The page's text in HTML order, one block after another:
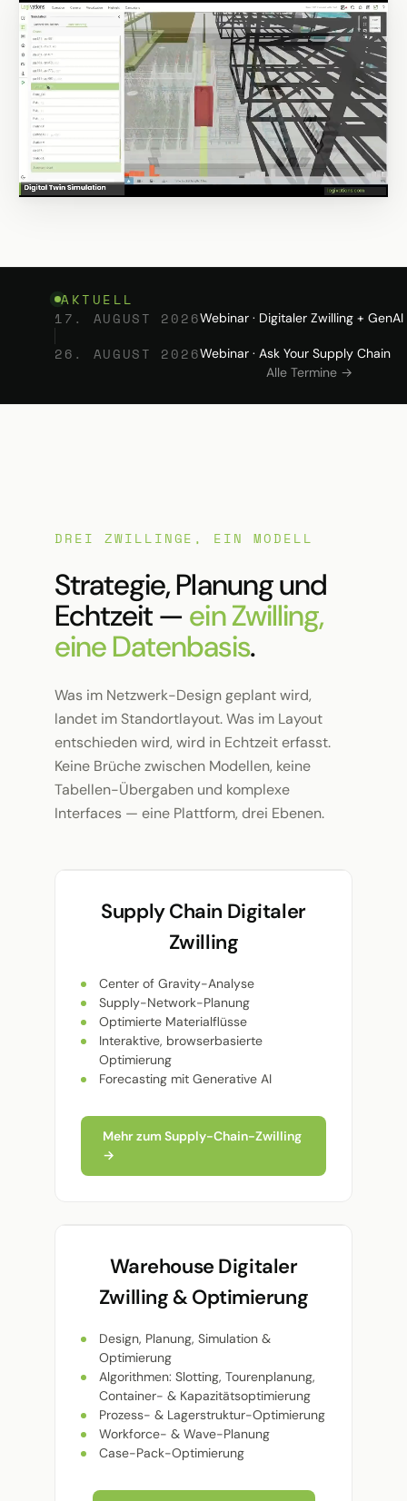
AKTUELL
17. AUGUST 2026Webinar · Digitaler Zwilling + GenAI
26. AUGUST 2026Webinar · Ask Your Supply Chain
Alle Termine →
DREI ZWILLINGE, EIN MODELL
Strategie, Planung und
Echtzeit — ein Zwilling,
eine Datenbasis.
Was im Netzwerk-Design geplant wird,
landet im Standortlayout. Was im Layout
entschieden wird, wird in Echtzeit erfasst.
Keine Brüche zwischen Modellen, keine
Tabellen-Übergaben und komplexe
Interfaces — eine Plattform, drei Ebenen.
Supply Chain Digitaler
Zwilling
Center of Gravity-Analyse
Supply-Network-Planung
Optimierte Materialflüsse
Interaktive, browserbasierte
Optimierung
Forecasting mit Generative AI
Mehr zum Supply-Chain-Zwilling
→
Warehouse Digitaler
Zwilling & Optimierung
Design, Planung, Simulation &
Optimierung
Algorithmen: Slotting, Tourenplanung,
Container- & Kapazitätsoptimierung
Prozess- & Lagerstruktur-Optimierung
Workforce- & Wave-Planung
Case-Pack-Optimierung